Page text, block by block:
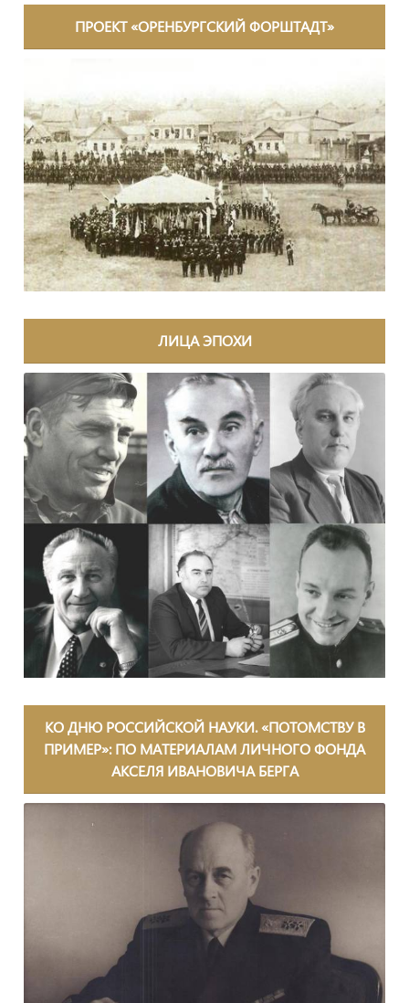
ПРОЕКТ «ОРЕНБУРГСКИЙ ФОРШТАДТ»
ЛИЦА ЭПОХИ
КО ДНЮ РОССИЙСКОЙ НАУКИ. «ПОТОМСТВУ В
ПРИМЕР»: ПО МАТЕРИАЛАМ ЛИЧНОГО ФОНДА
АКСЕЛЯ ИВАНОВИЧА БЕРГА